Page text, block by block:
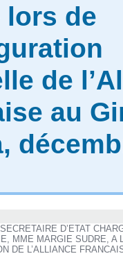
lors de
de
au
D’ETAT
MME MARGIE SUDRE, A
DE L’ALLIANCE